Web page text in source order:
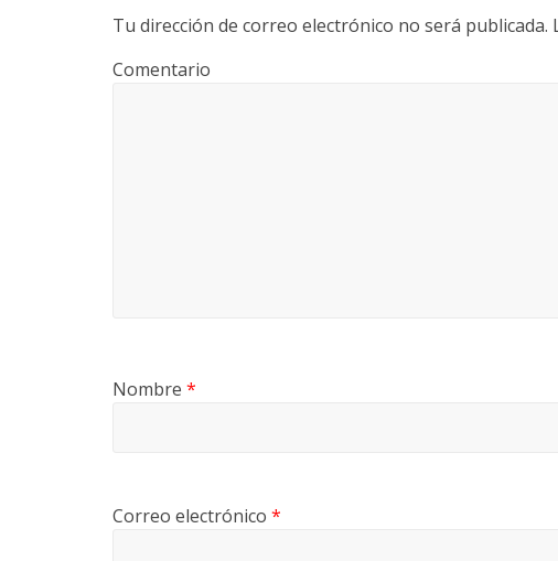
Tu dirección de correo electrónico no será publicada.
Comentario
Nombre *
Correo electrónico *